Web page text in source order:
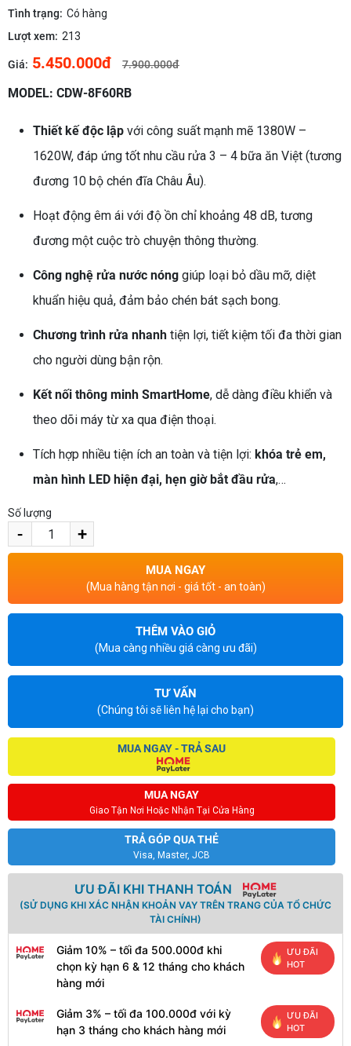
Tình trạng: Có hàng
Lượt xem: 213
Giá: 5.450.000đ 7.900.000đ
MODEL: CDW-8F60RB
Thiết kế độc lập với công suất mạnh mẽ 1380W –
1620W, đáp ứng tốt nhu cầu rửa 3 – 4 bữa ăn Việt (tương
đương 10 bộ chén đĩa Châu Âu).
Hoạt động êm ái với độ ồn chỉ khoảng 48 dB, tương
đương một cuộc trò chuyện thông thường.
Công nghệ rửa nước nóng giúp loại bỏ dầu mỡ, diệt
khuẩn hiệu quả, đảm bảo chén bát sạch bong.
Chương trình rửa nhanh tiện lợi, tiết kiệm tối đa thời gian
cho người dùng bận rộn.
Kết nối thông minh SmartHome, dễ dàng điều khiển và
theo dõi máy từ xa qua điện thoại.
Tích hợp nhiều tiện ích an toàn và tiện lợi: khóa trẻ em,
màn hình LED hiện đại, hẹn giờ bắt đầu rửa,…
Số lượng
- +
MUA NGAY
(Mua hàng tận nơi - giá tốt - an toàn)
THÊM VÀO GIỎ
(Mua càng nhiều giá càng ưu đãi)
TƯ VẤN
(Chúng tôi sẽ liên hệ lại cho bạn)
MUA NGAY
Giao Tận Nơi Hoặc Nhận Tại Cửa Hàng
TRẢ GÓP QUA THẺ
Visa, Master, JCB
MUA NGAY - TRẢ SAU
ƯU ĐÃI KHI THANH TOÁN
(SỬ DỤNG KHI XÁC NHẬN KHOẢN VAY TRÊN TRANG CỦA TỔ CHỨC
TÀI CHÍNH)
Giảm 10% – tối đa 500.000đ khi
chọn kỳ hạn 6 & 12 tháng cho khách
hàng mới
ƯU ĐÃI
HOT
Giảm 3% – tối đa 100.000đ với kỳ
hạn 3 tháng cho khách hàng mới
ƯU ĐÃI
HOT